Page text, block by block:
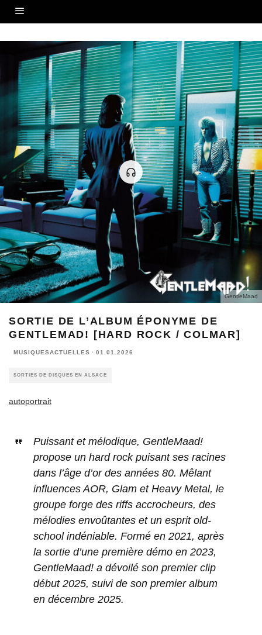
GentleMaad
SORTIE DE L’ALBUM ÉPONYME DE
GENTLEMAD! [HARD ROCK / COLMAR]
MUSIQUESACTUELLES · 01.01.2026
SORTIES DE DISQUES EN ALSACE
autoportrait
Puissant et mélodique, GentleMaad!
propose un hard rock puisant ses racines
dans l’âge d’or des années 80. Mêlant
influences AOR, Glam et Heavy Metal, le
groupe forge des riffs accrocheurs, des
mélodies envoûtantes et un esprit old-
school indéniable. Formé en 2021, après
la sortie d’une première démo en 2023,
GentleMaad! a dévoilé son premier clip
début 2025, suivi de son premier album
en décembre 2025.